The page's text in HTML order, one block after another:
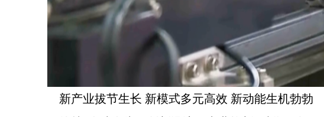
新产业拔节生长 新模式多元高效 新动能生机勃勃